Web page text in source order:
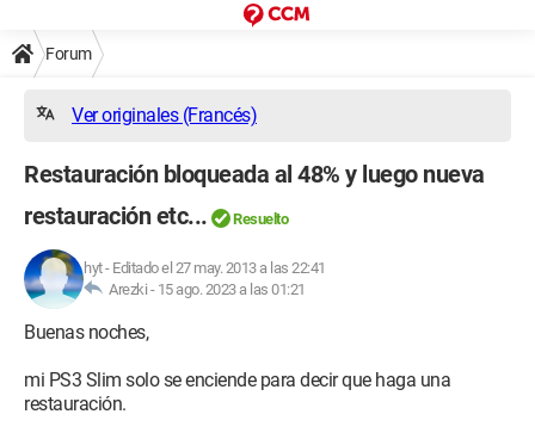
Forum
Ver originales (Francés)
Restauración bloqueada al 48% y luego nueva
restauración etc...
Resuelto
hyt- Editado el 27 may. 2013 a las 22:41
Arezki - 15 ago. 2023 a las 01:21
Buenas noches,
mi PS3 Slim solo se enciende para decir que haga una
restauración.